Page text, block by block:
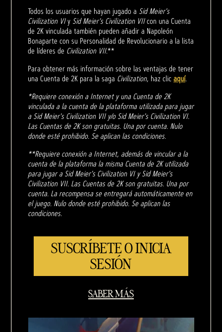
Todos los usuarios que hayan jugado a Sid Meier's
Civilization VIy Sid Meier's Civilization VIIcon una Cuenta
de 2K vinculada también pueden añadir a Napoleón
Bonaparte con su Personalidad de Revolucionario a la lista
de líderes de Civilization VII.**
Para obtener más información sobre las ventajas de tener
una Cuenta de 2K para la saga Civilization, haz clicaquí.
*Requiere conexión a Internet y una Cuenta de 2K
vinculada a la cuenta de la plataforma utilizada para jugar
a Sid Meier's Civilization VII y/o Sid Meier's Civilization VI.
Las Cuentas de 2K son gratuitas. Una por cuenta. Nulo
donde esté prohibido. Se aplican las condiciones.
**Requiere conexión a Internet, además de vincular a la
cuenta de la plataforma la misma Cuenta de 2K utilizada
para jugar a Sid Meier's Civilization VI y Sid Meier's
Civilization VII. Las Cuentas de 2K son gratuitas. Una por
cuenta. La recompensa se entregará automáticamente en
el juego. Nulo donde esté prohibido. Se aplican las
condiciones.
SUSCRÍBETE O INICIA
SESIÓN
SABER MÁS